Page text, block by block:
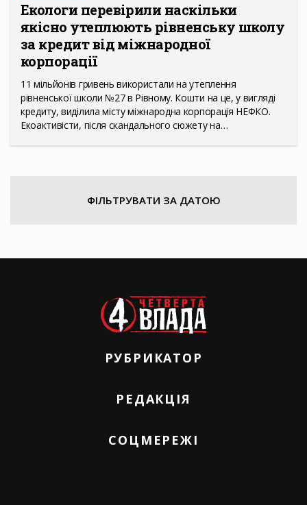
Екологи перевірили наскільки
якісно утеплюють рівненську школу
за кредит від міжнародної
корпорації
11 мільйонів гривень використали на утеплення
рівненської школи №27 в Рівному. Кошти на це, у вигляді
кредиту, виділила місту міжнародна корпорація НЕФКО.
Екоактивісти, після скандального сюжету на…
ФІЛЬТРУВАТИ ЗА ДАТОЮ
РУБРИКАТОР
РЕДАКЦІЯ
СОЦМЕРЕЖІ